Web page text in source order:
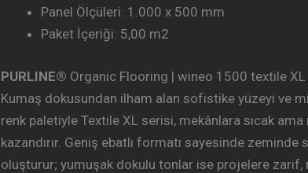
Panel Ölçüleri: 1.000 x 500 mm
Paket İçeriği: 5,00 m2
PURLINE® Organic Flooring | wineo 1500 textile XL
Kumaş dokusundan ilham alan sofistike yüzeyi ve
renk paletiyle Textile XL serisi, mekânlara sıcak
kazandırır. Geniş ebatlı formatı sayesinde
oluşturur; yumuşak dokulu tonlar ise projelere zarif,